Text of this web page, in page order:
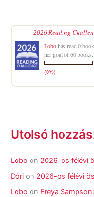
2026 Reading
Lobohas read 0
her goal of 60 books.
(0%)
Utolsó
Lobo on 2026-os félévi
Dóri on 2026-os félévi
Lobo on Freya